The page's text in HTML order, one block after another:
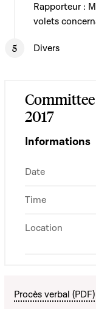
Rapporteur :
volets
Divers
2017
Informations
Date
Time
Location
Procès verbal (PDF)